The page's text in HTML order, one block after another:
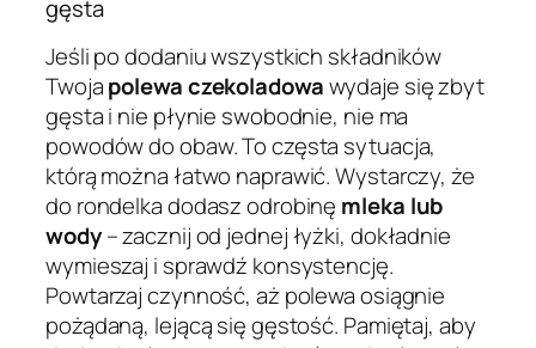
gęsta
Jeśli po dodaniu wszystkich składników
Twojapolewa czekoladowawydaje się zbyt
gęsta i nie płynie swobodnie, nie ma
powodów do obaw. To częsta sytuacja,
którą można łatwo naprawić. Wystarczy, że
do rondelka dodasz odrobinę mleka lub
wody– zacznij od jednej łyżki, dokładnie
wymieszaj i sprawdź konsystencję.
Powtarzaj czynność, aż polewa osiągnie
pożądaną, lejącą się gęstość. Pamiętaj, aby